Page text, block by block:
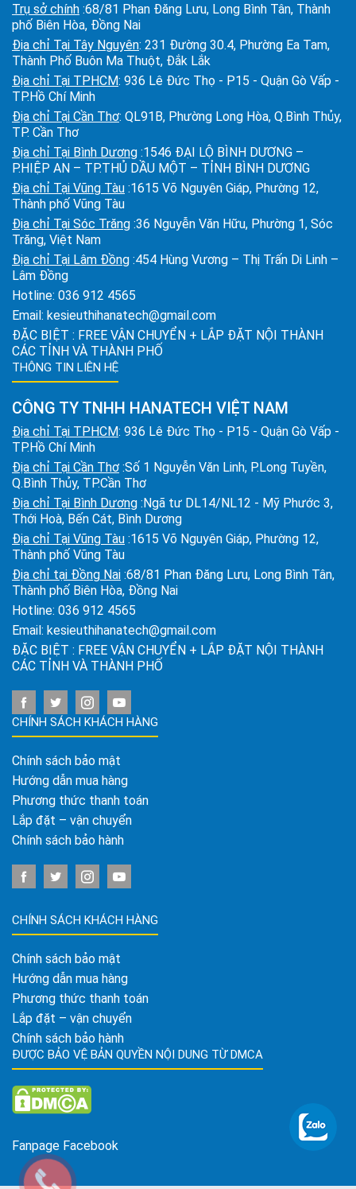
Trụ sở chính :68/81 Phan Đăng Lưu, Long Bình Tân, Thành
phố Biên Hòa, Đồng Nai
Địa chỉ Tại Tây Nguyên: 231 Đường 30.4, Phường Ea Tam,
Thành Phố Buôn Ma Thuột, Đắk Lắk
Địa chỉ Tại TPHCM: 936 Lê Đức Thọ - P15 - Quận Gò Vấp -
TP.Hồ Chí Minh
Địa chỉ Tại Cần Thơ: QL91B, Phường Long Hòa, Q.Bình Thủy,
TP. Cần Thơ
Địa chỉ Tại Bình Dương :1546 ĐẠI LỘ BÌNH DƯƠNG –
P.HIỆP AN – TP.THỦ DẦU MỘT – TỈNH BÌNH DƯƠNG
Địa chỉ Tại Vũng Tàu :1615 Võ Nguyên Giáp, Phường 12,
Thành phố Vũng Tàu
Địa chỉ Tại Sóc Trăng :36 Nguyễn Văn Hữu, Phường 1, Sóc
Trăng, Việt Nam
Địa chỉ Tại Lâm Đồng :454 Hùng Vương – Thị Trấn Di Linh –
Lâm Đồng
Hotline: 036 912 4565
Email: kesieuthihanatech@gmail.com
ĐẶC BIỆT : FREE VẬN CHUYỂN + LẮP ĐẶT NỘI THÀNH
CÁC TỈNH VÀ THÀNH PHỐ
THÔNG TIN LIÊN HỆ
CÔNG TY TNHH HANATECH VIỆT NAM
Địa chỉ Tại TPHCM: 936 Lê Đức Thọ - P15 - Quận Gò Vấp -
TP.Hồ Chí Minh
Địa chỉ Tại Cần Thơ :Số 1 Nguyễn Văn Linh, P.Long Tuyền,
Q.Bình Thủy, TP.Cần Thơ
Địa chỉ Tại Bình Dương :Ngã tư DL14/NL12 - Mỹ Phước 3,
Thới Hoà, Bến Cát, Bình Dương
Địa chỉ Tại Vũng Tàu :1615 Võ Nguyên Giáp, Phường 12,
Thành phố Vũng Tàu
Địa chỉ tại Đồng Nai :68/81 Phan Đăng Lưu, Long Bình Tân,
Thành phố Biên Hòa, Đồng Nai
Hotline: 036 912 4565
Email: kesieuthihanatech@gmail.com
ĐẶC BIỆT : FREE VẬN CHUYỂN + LẮP ĐẶT NỘI THÀNH
CÁC TỈNH VÀ THÀNH PHỐ
CHÍNH SÁCH KHÁCH HÀNG
Chính sách bảo mật
Hướng dẫn mua hàng
Phương thức thanh toán
Lắp đặt – vận chuyển
Chính sách bảo hành
CHÍNH SÁCH KHÁCH HÀNG
Chính sách bảo mật
Hướng dẫn mua hàng
Phương thức thanh toán
Lắp đặt – vận chuyển
Chính sách bảo hành
ĐƯỢC BẢO VỆ BẢN QUYỀN NỘI DUNG TỪ DMCA
Fanpage Facebook